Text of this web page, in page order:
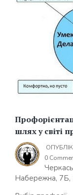
шлях у світі
0
Набережна, 7Б,